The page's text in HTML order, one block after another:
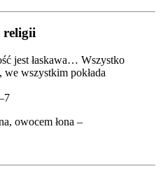
religii
jest łaskawa… Wszystko
wszystkim pokłada
owocem łona –